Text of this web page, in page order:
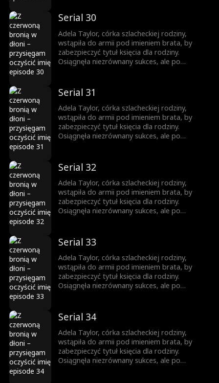
brat ją zabił. Niespodziewanie odrodziła się
jako księżniczka. Wtedy rozpoczęła swoją
drogę zemsty...
Serial 30
Adela Taylor, córka szlacheckiej rodziny,
wstąpiła do armii pod imieniem brata, by
zabezpieczyć tytuł księcia dla rodziny.
Osiągnęła niezrównany sukces, ale po
brat ją zabił. Niespodziewanie odrodziła się
jako księżniczka. Wtedy rozpoczęła swoją
drogę zemsty...
Serial 31
Adela Taylor, córka szlacheckiej rodziny,
wstąpiła do armii pod imieniem brata, by
zabezpieczyć tytuł księcia dla rodziny.
Osiągnęła niezrównany sukces, ale po
brat ją zabił. Niespodziewanie odrodziła się
jako księżniczka. Wtedy rozpoczęła swoją
drogę zemsty...
Serial 32
Adela Taylor, córka szlacheckiej rodziny,
wstąpiła do armii pod imieniem brata, by
zabezpieczyć tytuł księcia dla rodziny.
Osiągnęła niezrównany sukces, ale po
brat ją zabił. Niespodziewanie odrodziła się
jako księżniczka. Wtedy rozpoczęła swoją
drogę zemsty...
Serial 33
Adela Taylor, córka szlacheckiej rodziny,
wstąpiła do armii pod imieniem brata, by
zabezpieczyć tytuł księcia dla rodziny.
Osiągnęła niezrównany sukces, ale po
brat ją zabił. Niespodziewanie odrodziła się
jako księżniczka. Wtedy rozpoczęła swoją
drogę zemsty...
Serial 34
Adela Taylor, córka szlacheckiej rodziny,
wstąpiła do armii pod imieniem brata, by
zabezpieczyć tytuł księcia dla rodziny.
Osiągnęła niezrównany sukces, ale po